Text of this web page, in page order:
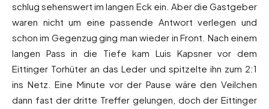
schlug sehenswert im langen Eck ein. Aber die Gastgeber
waren nicht um eine passende Antwort verlegen und
schon im Gegenzug ging man wieder in Front. Nach einem
langen Pass in die Tiefe kam Luis Kapsner vor dem
Eittinger Torhüter an das Leder und spitzelte ihn zum 2:1
ins Netz. Eine Minute vor der Pause wäre den Veilchen
dann fast der dritte Treffer gelungen, doch der Eittinger